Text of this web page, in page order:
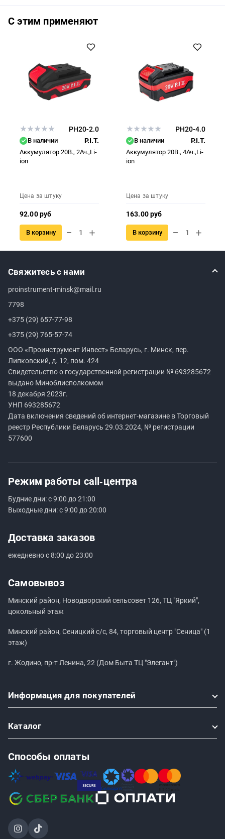
С этим применяют
PH20-2.0
В наличии P.I.T.
Аккумулятор 20В., 2Ач.,Li-
ion
Цена за штуку
92.00 руб
В корзину
PH20-4.0
В наличии P.I.T.
Аккумулятор 20В., 4Ач.,Li-
ion
Цена за штуку
163.00 руб
В корзину
Свяжитесь с нами
proinstrument-minsk@mail.ru
7798
+375 (29) 657-77-98
+375 (29) 765-57-74
ООО «Проинструмент Инвест» Беларусь, г. Минск, пер.
Липковский, д. 12, пом. 424
Свидетельство о государственной регистрации № 693285672
выдано Миноблисполкомом
18 декабря 2023г.
УНП 693285672
Дата включения сведений об интернет-магазине в Торговый
реестр Республики Беларусь 29.03.2024, № регистрации
577600
Режим работы call‑центра
Будние дни: с 9:00 до 21:00
Выходные дни: с 9:00 до 20:00
Доставка заказов
ежедневно с 8:00 до 23:00
Самовывоз
Минский район, Новодворский сельсовет 126, ТЦ "Яркий",
цокольный этаж
Минский район, Сеницкий с/с, 84, торговый центр "Сеница" (1
этаж)
г. Жодино, пр-т Ленина, 22 (Дом Быта ТЦ "Элегант")
Информация для покупателей
Каталог
Способы оплаты